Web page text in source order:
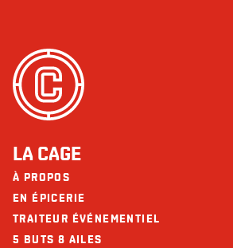
LA CAGE
À PROPOS
EN ÉPICERIE
TRAITEUR ÉVÉNEMENTIEL
5 BUTS 8 AILES